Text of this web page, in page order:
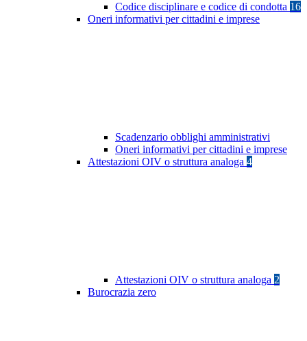
Codice disciplinare e codice di condotta 16
Oneri informativi per cittadini e imprese
Scadenzario obblighi amministrativi
Oneri informativi per cittadini e imprese
Attestazioni OIV o struttura analoga 4
Attestazioni OIV o struttura analoga 2
Burocrazia zero